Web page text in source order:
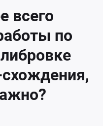
всего
по